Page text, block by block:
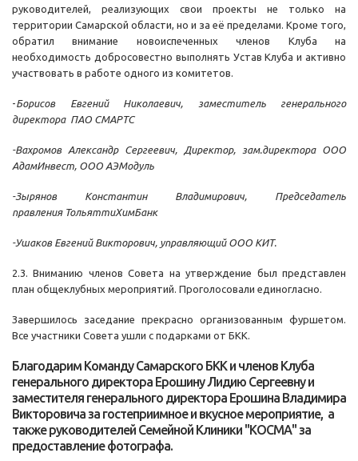
руководителей, реализующих свои проекты не только на
территории Самарской области, но и за её пределами. Кроме того,
обратил внимание новоиспеченных членов Клуба на
необходимость добросовестно выполнять Устав Клуба и активно
участвовать в работе одного из комитетов.
-Борисов Евгений Николаевич, заместитель генерального
директора ПАО СМАРТС
-Вахромов Александр Сергеевич, Директор, зам.директора ООО
АдамИнвест, ООО АЭМодуль
-Зырянов Константин Владимирович, Председатель
правления ТольяттиХимБанк
-Ушаков Евгений Викторович, управляющий ООО КИТ.
2.3. Вниманию членов Совета на утверждение был представлен
план общеклубных мероприятий. Проголосовали единогласно.
Завершилось заседание прекрасно организованным фуршетом.
Все участники Совета ушли с подарками от БКК.
Благодарим Команду Самарского БКК и членов Клуба
генерального директора Ерошину Лидию Сергеевну и
заместителя генерального директора Ерошина Владимира
Викторовича за гостеприимное и вкусное мероприятие, а
также руководителей Семейной Клиники "КОСМА" за
предоставление фотографа.